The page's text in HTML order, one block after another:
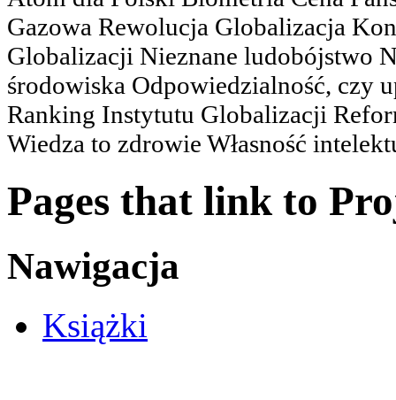
Gazowa Rewolucja Globalizacja
Globalizacji Nieznane ludobójstwo
środowiska Odpowiedzialność, czy
Ranking Instytutu Globalizacji
Wiedza to zdrowie Własność
Pages that link to
Nawigacja
Książki